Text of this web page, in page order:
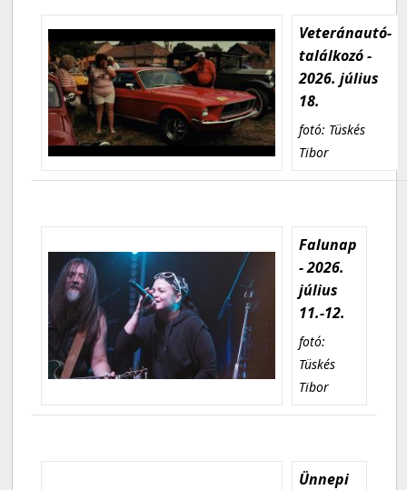
Veteránautó-
találkozó -
2026. július
18.
fotó: Tüskés
Tibor
Falunap
- 2026.
július
11.-12.
fotó:
Tüskés
Tibor
Ünnepi